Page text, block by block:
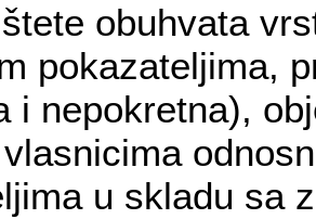
obuhvata
pokazateljima,
i nepokretna),
u skladu sa